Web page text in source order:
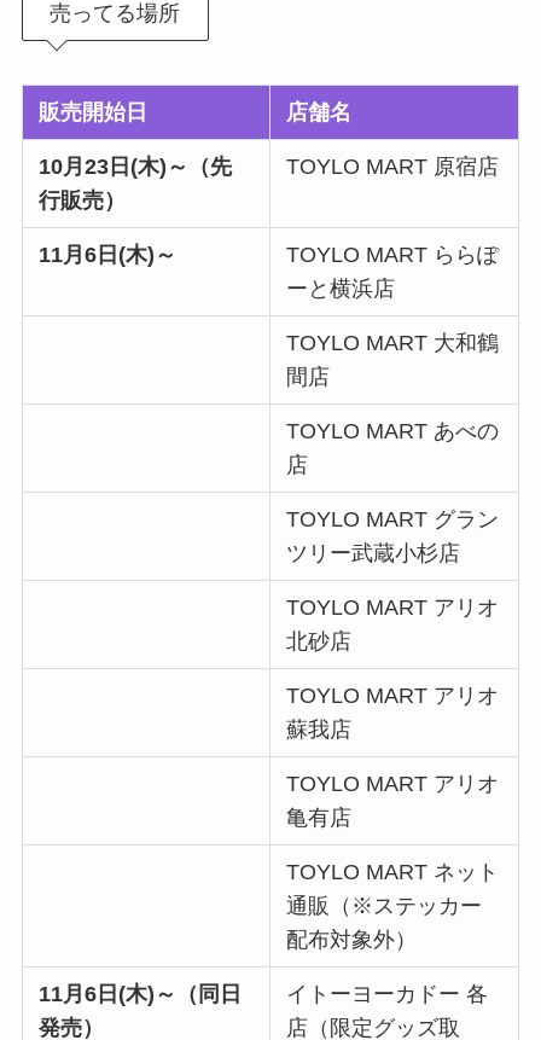
売ってる場所
販売開始日 店舗名
10月23日(木)～（先
行販売）
TOYLO MART 原宿店
11月6日(木)～
TOYLO MART ららぽ
ーと横浜店
TOYLO MART 大和鶴
間店
TOYLO MART あべの
店
TOYLO MART グラン
ツリー武蔵小杉店
TOYLO MART アリオ
北砂店
TOYLO MART アリオ
蘇我店
TOYLO MART アリオ
亀有店
TOYLO MART ネット
通販（※ステッカー
配布対象外）
11月6日(木)～（同日
発売）
イトーヨーカドー 各
店（限定グッズ取